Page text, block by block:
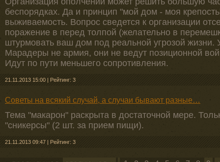
беспорядках. Да и принцип "мой дом - моя
выживаемость. Вопрос сведется к организации
поражение в перед толпой (желательно в
штурмовать ваш дом под реальной угрозой жизни.
Марадеры не армия, они не ведут позиционной
Идут по пути меньшего сопротивления.
21.11.2013 15:00 | Рейтинг: 3
Советы на всякий случай, а случаи бывают разные…
Тема "макарон" раскрыта в достаточной мере.
"сникерсы" (2 шт. за прием пищи).
21.11.2013 09:47 | Рейтинг: 3